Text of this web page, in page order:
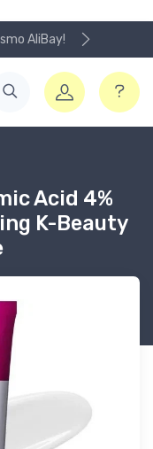
AliBay!
Acid 4%
K-Beauty